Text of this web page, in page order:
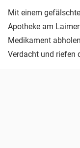
Mit einem
Apotheke am
Medikament
Verdacht und riefen